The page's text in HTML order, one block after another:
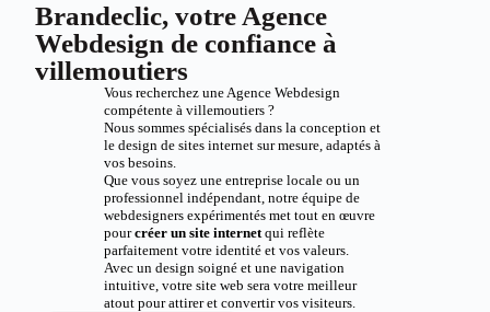
Brandeclic, votre Agence
Webdesign de confiance à
villemoutiers
Vous recherchez une Agence Webdesign
compétente à villemoutiers ?
Nous sommes spécialisés dans la conception et
le design de sites internet sur mesure, adaptés à
vos besoins.
Que vous soyez une entreprise locale ou un
professionnel indépendant, notre équipe de
webdesigners expérimentés met tout en œuvre
pourcréer un site internetqui reflète
parfaitement votre identité et vos valeurs.
Avec un design soigné et une navigation
intuitive, votre site web sera votre meilleur
atout pour attirer et convertir vos visiteurs.